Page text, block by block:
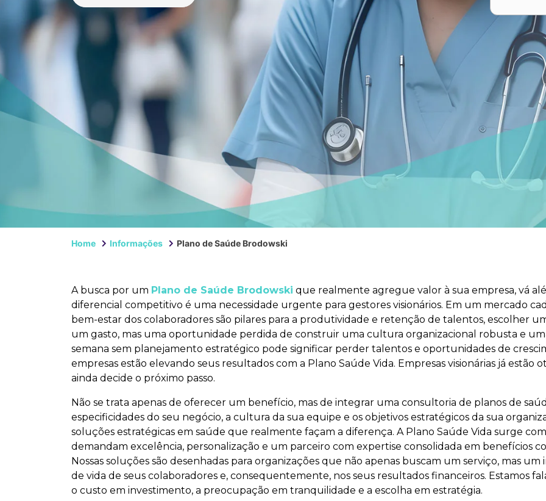
Home Informações Plano de Saúde Brodowski
A busca por um Plano de Saúde Brodowski que realmente agregue valor à sua empresa, vá
diferencial competitivo é uma necessidade urgente para gestores visionários. Em um mercado
bem-estar dos colaboradores são pilares para a produtividade e retenção de talentos, escolher
um gasto, mas uma oportunidade perdida de construir uma cultura organizacional robusta e
semana sem planejamento estratégico pode significar perder talentos e oportunidades de
empresas estão elevando seus resultados com a Plano Saúde Vida. Empresas visionárias já
ainda decide o próximo passo.
Não se trata apenas de oferecer um benefício, mas de integrar uma consultoria de planos de
especificidades do seu negócio, a cultura da sua equipe e os objetivos estratégicos da sua
soluções estratégicas em saúde que realmente façam a diferença. A Plano Saúde Vida surge
demandam excelência, personalização e um parceiro com expertise consolidada em benefícios
Nossas soluções são desenhadas para organizações que não apenas buscam um serviço, mas
de vida de seus colaboradores e, consequentemente, nos seus resultados financeiros. Estamos
o custo em investimento, a preocupação em tranquilidade e a escolha em estratégia.